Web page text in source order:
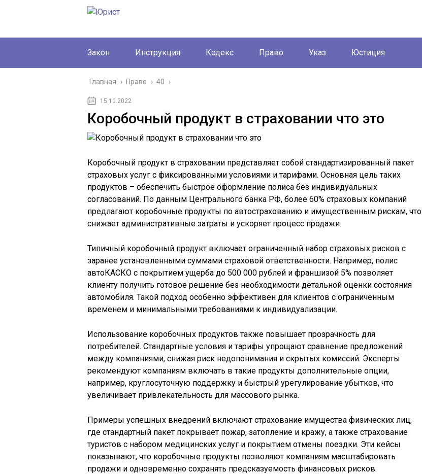
Закон Инструкция Кодекс Право Указ Юстиция
Главная › Право › 40 ›
15.10.2022
Коробочный продукт в страховании что это
Коробочный продукт в страховании представляет собой стандартизированный пакет
страховых услуг с фиксированными условиями и тарифами. Основная цель таких
продуктов – обеспечить быстрое оформление полиса без индивидуальных
согласований. По данным Центрального банка РФ, более 60% страховых компаний
предлагают коробочные продукты по автострахованию и имущественным рискам, что
снижает административные затраты и ускоряет процесс продажи.
Типичный коробочный продукт включает ограниченный набор страховых рисков с
заранее установленными суммами страховой ответственности. Например, полис
автоКАСКО с покрытием ущерба до 500 000 рублей и франшизой 5% позволяет
клиенту получить готовое решение без необходимости детальной оценки состояния
автомобиля. Такой подход особенно эффективен для клиентов с ограниченным
временем и минимальными требованиями к индивидуализации.
Использование коробочных продуктов также повышает прозрачность для
потребителей. Стандартные условия и тарифы упрощают сравнение предложений
между компаниями, снижая риск недопонимания и скрытых комиссий. Эксперты
рекомендуют компаниям включать в такие продукты дополнительные опции,
например, круглосуточную поддержку и быстрый урегулирование убытков, что
увеличивает привлекательность для массового рынка.
Примеры успешных внедрений включают страхование имущества физических лиц,
где стандартный пакет покрывает пожар, затопление и кражу, а также страхование
туристов с набором медицинских услуг и покрытием отмены поездки. Эти кейсы
показывают, что коробочные продукты позволяют компаниям масштабировать
продажи и одновременно сохранять предсказуемость финансовых рисков.